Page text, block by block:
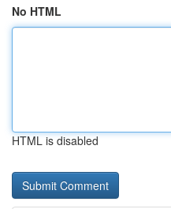
No HTML
HTML is disabled